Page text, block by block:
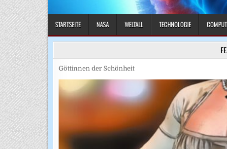
STARTSEITE NASA WELTALL TECHNOLOGIE
Göttinnen der Schönheit